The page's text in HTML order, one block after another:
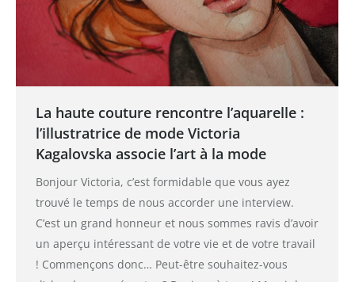
La haute couture rencontre l’aquarelle :
l’illustratrice de mode Victoria
Kagalovska associe l’art à la mode
Bonjour Victoria, c’est formidable que vous ayez
trouvé le temps de nous accorder une interview.
C’est un grand honneur et nous sommes ravis d’avoir
un aperçu intéressant de votre vie et de votre travail
! Commençons donc… Peut-être souhaitez-vous